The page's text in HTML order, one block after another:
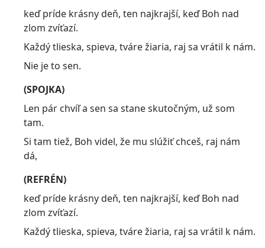
keď príde krásny deň, ten najkrajší, keď Boh nad
zlom zvíťazí.
Každý tlieska, spieva, tváre žiaria, raj sa vrátil k nám.
Nie je to sen.
(SPOJKA)
Len pár chvíľ a sen sa stane skutočným, už som
tam.
Si tam tiež, Boh videl, že mu slúžiť chceš, raj nám
dá,
(REFRÉN)
keď príde krásny deň, ten najkrajší, keď Boh nad
zlom zvíťazí.
Každý tlieska, spieva, tváre žiaria, raj sa vrátil k nám.